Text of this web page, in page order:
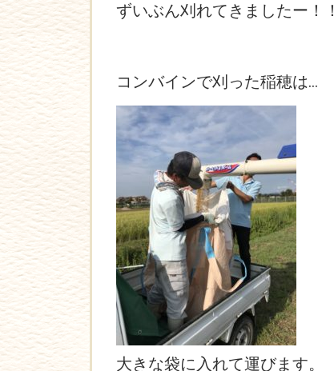
ずいぶん刈れてきましたー！！
コンバインで刈った稲穂は…
大きな袋に入れて運びます。